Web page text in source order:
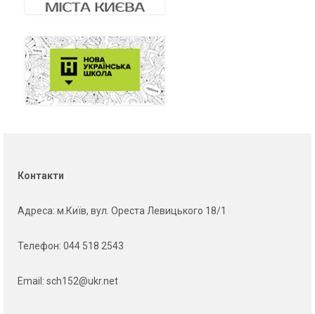
Контакти
Адреса: м.Київ, вул. Ореста Левицького 18/1
Телефон: 044 518 2543
Email: sch152@ukr.net